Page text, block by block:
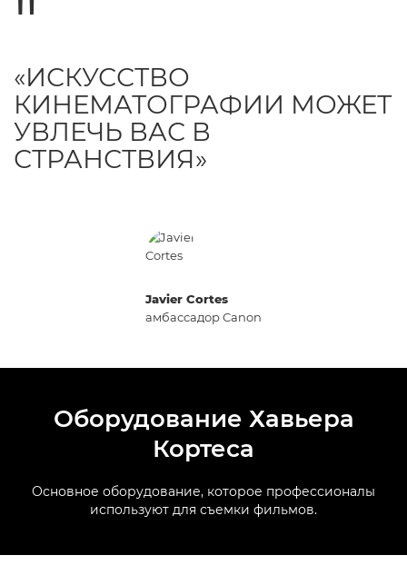
Javier Cortes
амбассадор Canon
«ИСКУССТВО
КИНЕМАТОГРАФИИ МОЖЕТ
УВЛЕЧЬ ВАС В
СТРАНСТВИЯ»
Оборудование Хавьера
Кортеса
Основное оборудование, которое профессионалы
используют для съемки фильмов.